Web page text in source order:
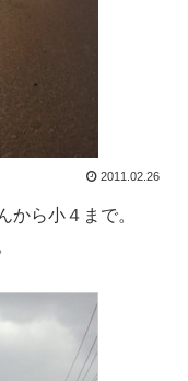
2011.02.26
から小４まで。